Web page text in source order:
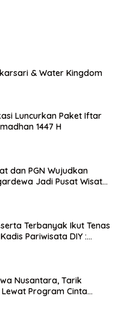
& Water Kingdom
Luncurkan Paket Iftar
1447 H
dan PGN Wujudkan
Jadi Pusat Wisata
Terbanyak Ikut Tenas
Pariwisata DIY :
Nusantara, Tarik
Program Cinta